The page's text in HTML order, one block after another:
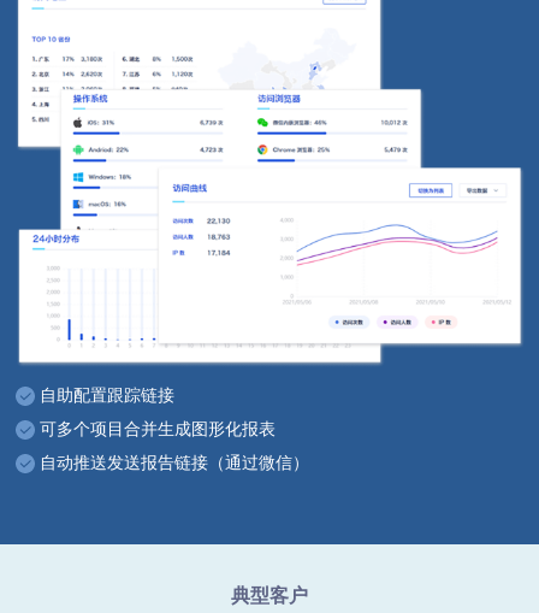
自助配置跟踪链接
可多个项目合并生成图形化报表
自动推送发送报告链接（通过微信）
典型客户